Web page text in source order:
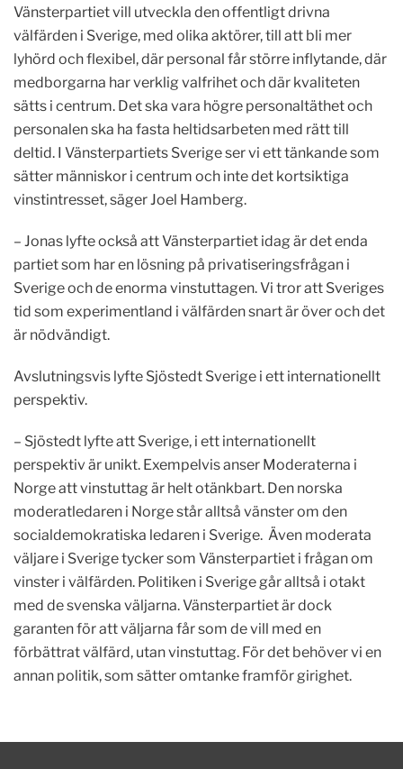
Vänsterpartiet vill utveckla den offentligt drivna
välfärden i Sverige, med olika aktörer, till att bli mer
lyhörd och flexibel, där personal får större inflytande, där
medborgarna har verklig valfrihet och där kvaliteten
sätts i centrum. Det ska vara högre personaltäthet och
personalen ska ha fasta heltidsarbeten med rätt till
deltid. I Vänsterpartiets Sverige ser vi ett tänkande som
sätter människor i centrum och inte det kortsiktiga
vinstintresset, säger Joel Hamberg.
– Jonas lyfte också att Vänsterpartiet idag är det enda
partiet som har en lösning på privatiseringsfrågan i
Sverige och de enorma vinstuttagen. Vi tror att Sveriges
tid som experimentland i välfärden snart är över och det
är nödvändigt.
Avslutningsvis lyfte Sjöstedt Sverige i ett internationellt
perspektiv.
– Sjöstedt lyfte att Sverige, i ett internationellt
perspektiv är unikt. Exempelvis anser Moderaterna i
Norge att vinstuttag är helt otänkbart. Den norska
moderatledaren i Norge står alltså vänster om den
socialdemokratiska ledaren i Sverige. Även moderata
väljare i Sverige tycker som Vänsterpartiet i frågan om
vinster i välfärden. Politiken i Sverige går alltså i otakt
med de svenska väljarna. Vänsterpartiet är dock
garanten för att väljarna får som de vill med en
förbättrat välfärd, utan vinstuttag. För det behöver vi en
annan politik, som sätter omtanke framför girighet.